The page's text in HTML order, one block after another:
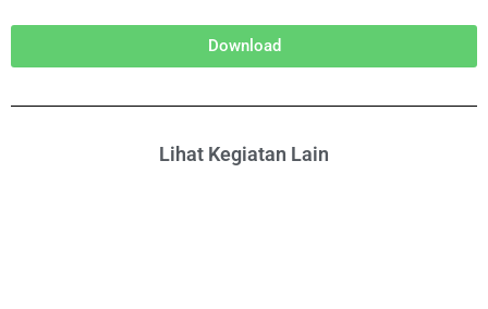
Download
Lihat Kegiatan Lain